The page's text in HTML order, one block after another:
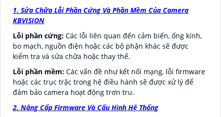
1. Sửa Chữa Lỗi Phần Cứng Và Phần Mềm Của Camera
KBVISION
Lỗi phần cứng: Các lỗi liên quan đến cảm biến, ống kính,
bo mạch, nguồn điện hoặc các bộ phận khác sẽ được
kiểm tra và sửa chữa hoặc thay thế.
Lỗi phần mềm: Các vấn đề như kết nối mạng, lỗi firmware
hoặc các trục trặc trong hệ điều hành sẽ được xử lý để
đảm bảo camera hoạt động trơn tru.
2. Nâng Cấp Firmware Và Cấu Hình Hệ Thống